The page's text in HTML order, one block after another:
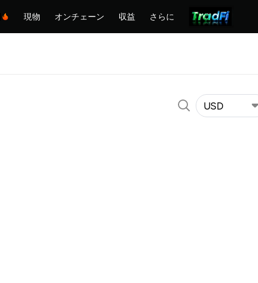
現物 オンチェーン 収益 さらに
USD